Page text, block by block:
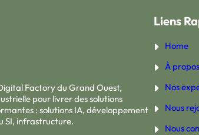
Factory du Grand Ouest,
pour livrer des solutions
: solutions IA, développement
SI, infrastructure.
Liens
Home
À propos
Nos
Nous
Nous